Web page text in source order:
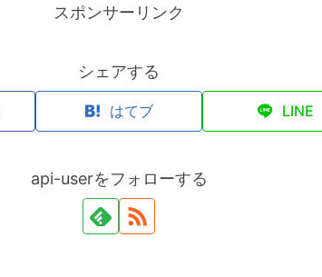
スポンサーリンク
シェアする
はてブ LINE
api-userをフォローする